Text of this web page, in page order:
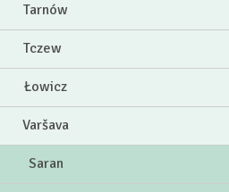
Tarnów
Tczew
Łowicz
Varšava
Saran